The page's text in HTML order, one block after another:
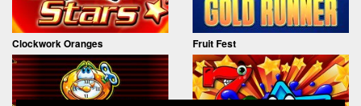
Clockwork Oranges Fruit Fest